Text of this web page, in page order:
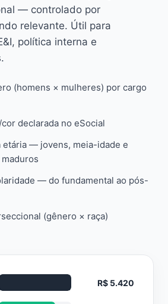
— controlado por
relevante. Útil para
política interna e
(homens × mulheres) por cargo
declarada no eSocial
etária — jovens, meia-idade e
— do fundamental ao pós-
(gênero × raça)
R$ 5.420